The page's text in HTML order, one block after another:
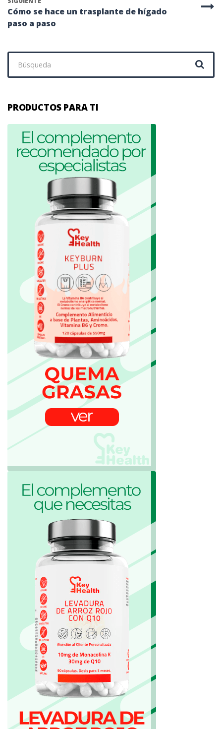
Cómo se hace un trasplante de hígado
paso a paso
PRODUCTOS PARA TI